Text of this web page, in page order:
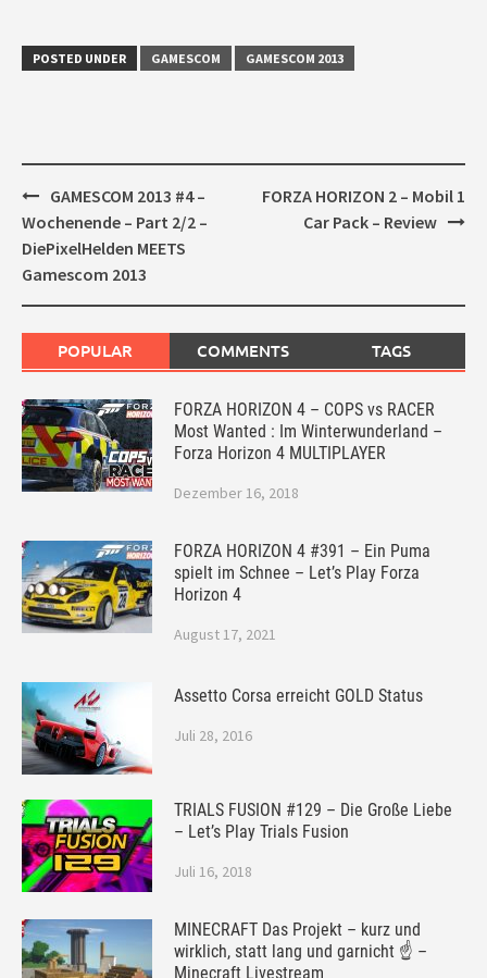
POSTED UNDER GAMESCOM GAMESCOM 2013
Post
navigation
GAMESCOM 2013 #4 –
Wochenende – Part 2/2 –
DiePixelHelden MEETS
Gamescom 2013
FORZA HORIZON 2 – Mobil 1
Car Pack – Review
POPULAR COMMENTS TAGS
FORZA HORIZON 4 – COPS vs RACER
Most Wanted : Im Winterwunderland –
Forza Horizon 4 MULTIPLAYER
Dezember 16, 2018
FORZA HORIZON 4 #391 – Ein Puma
spielt im Schnee – Let’s Play Forza
Horizon 4
August 17, 2021
Assetto Corsa erreicht GOLD Status
Juli 28, 2016
TRIALS FUSION #129 – Die Große Liebe
– Let’s Play Trials Fusion
Juli 16, 2018
MINECRAFT Das Projekt – kurz und
wirklich, statt lang und garnicht ☝ –
Minecraft Livestream